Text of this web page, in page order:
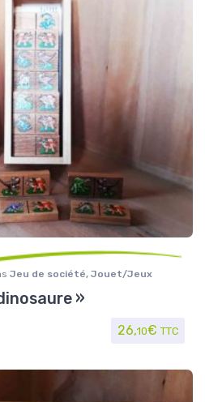
Jeu de société, Jouet/Jeux
»
26,10€ TTC